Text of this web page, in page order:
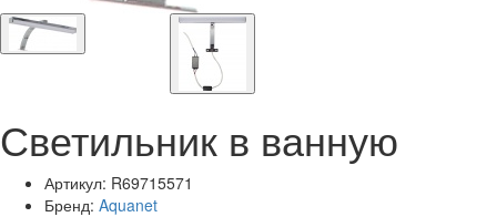
Светильник в ванную
Артикул: R69715571
Бренд: Aquanet